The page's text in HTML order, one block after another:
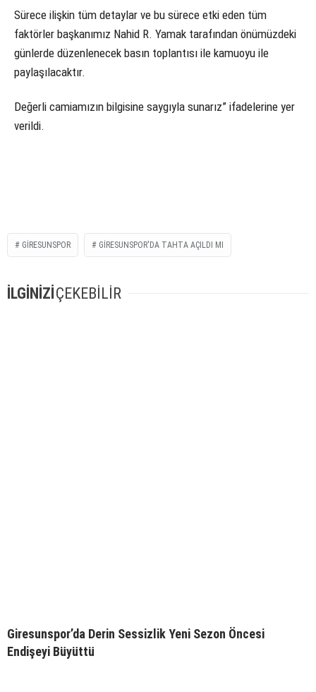
Sürece ilişkin tüm detaylar ve bu sürece etki eden tüm
faktörler başkanımız Nahid R. Yamak tarafından önümüzdeki
günlerde düzenlenecek basın toplantısı ile kamuoyu ile
paylaşılacaktır.
Değerli camiamızın bilgisine saygıyla sunarız” ifadelerine yer
verildi.
GIRESUNSPOR GIRESUNSPOR'DA TAHTA AÇILDI MI
İLGİNİZİÇEKEBİLİR
Giresunspor’da Derin Sessizlik Yeni Sezon Öncesi
Endişeyi Büyüttü